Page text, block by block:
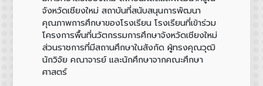
จังหวัดเชียงใหม่ สถาบันที่สนับสนุนการพัฒนา
คุณภาพการศึกษาของโรงเรียน โรงเรียนที่เข้าร่วม
โครงการพื้นที่นวัตกรรมการศึกษาจังหวัดเชียงใหม่
ส่วนราชการที่มีสถานศึกษาในสังกัด ผู้ทรงคุณวุฒิ
นักวิจัย คณาจารย์ และนักศึกษาจากคณะศึกษา
ศาสตร์